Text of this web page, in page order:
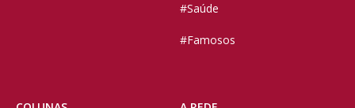
#Saúde
#Famosos